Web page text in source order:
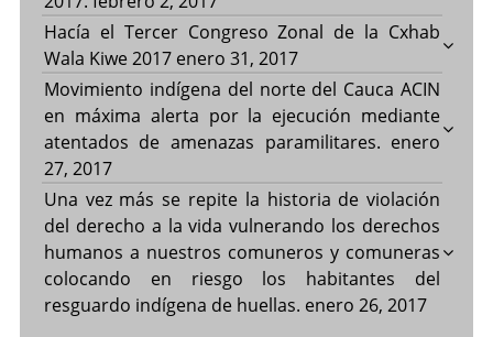
Hacía el Tercer Congreso Zonal de la Cxhab
Wala Kiwe 2017 enero 31, 2017
Movimiento indígena del norte del Cauca ACIN
en máxima alerta por la ejecución mediante
atentados de amenazas paramilitares. enero
27, 2017
Una vez más se repite la historia de violación
del derecho a la vida vulnerando los derechos
humanos a nuestros comuneros y comuneras
colocando en riesgo los habitantes del
resguardo indígena de huellas. enero 26, 2017